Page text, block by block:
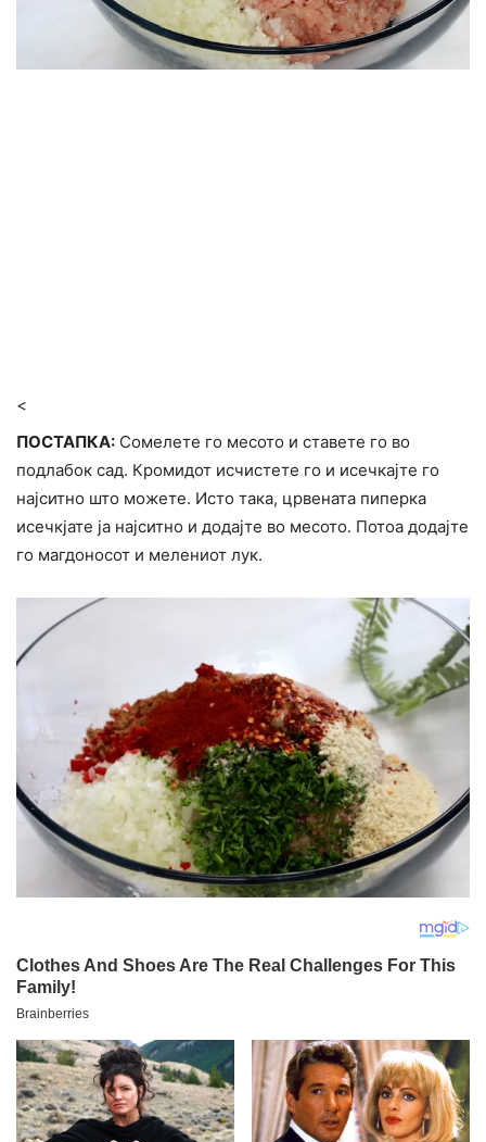
<
ПОСТАПКА: Сомелете го месото и ставете го во
подлабок сад. Кромидот исчистете го и исечкајте го
најситно што можете. Исто така, црвената пиперка
исечкјате ја најситно и додајте во месото. Потоа додајте
го магдоносот и мелениот лук.